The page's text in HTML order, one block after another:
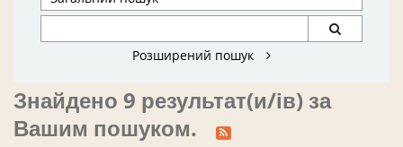
Розширений пошук
Знайдено 9 результат(и/ів) за
Вашим пошуком.